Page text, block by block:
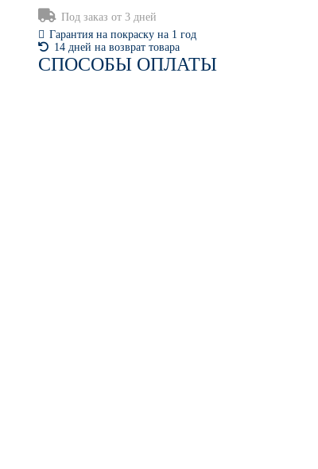
Под заказ от 3 дней
Гарантия на покраску на 1 год
14 дней на возврат товара
СПОСОБЫ ОПЛАТЫ